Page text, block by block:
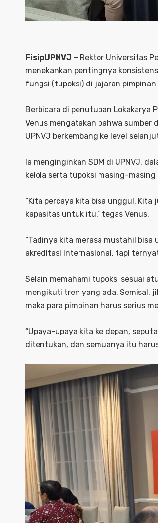
FisipUPNVJ – Rektor Universitas
menekankan pentingnya
fungsi (tupoksi) di jajaran
Berbicara di penutupan Lokakarya
Venus mengatakan bahwa sumber
UPNVJ berkembang ke level
Ia menginginkan SDM di UPNVJ,
kelola serta tupoksi masing-
“Kita percaya kita bisa unggul.
kapasitas untuk itu,” tegas Venus.
“Tadinya kita merasa mustahil
akreditasi internasional, tapi
Selain memahami tupoksi sesuai
mengikuti tren yang ada. Semisal,
maka para pimpinan harus serius
“Upaya-upaya kita ke depan,
ditentukan, dan semuanya itu